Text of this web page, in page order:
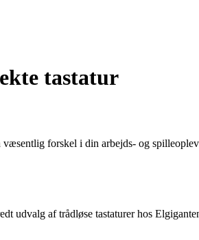
tastatur
forskel i din arbejds- og
af trådløse tastaturer hos